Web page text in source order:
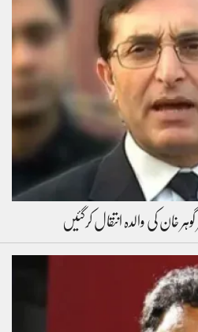
گوہر خان کی والدہ انتقال کرگئیں